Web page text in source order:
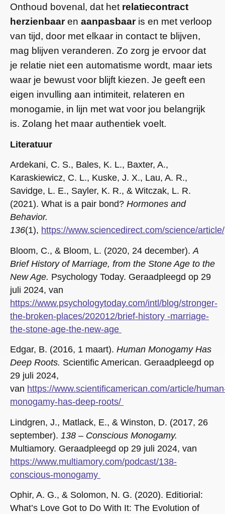
Onthoud bovenal, dat het relatiecontract
herzienbaaren aanpasbaaris en met verloop
van tijd, door met elkaar in contact te blijven,
mag blijven veranderen. Zo zorg je ervoor dat
je relatie niet een automatisme wordt, maar iets
waar je bewust voor blijft kiezen. Je geeft een
eigen invulling aan intimiteit, relateren en
monogamie, in lijn met wat voor jou belangrijk
is. Zolang het maar authentiek voelt.
Literatuur
Ardekani, C. S., Bales, K. L., Baxter, A.,
Karaskiewicz, C. L., Kuske, J. X., Lau, A. R.,
Savidge, L. E., Sayler, K. R., & Witczak, L. R.
(2021). What is a pair bond? Hormones and
Behavior.
136(1), https://www.sciencedirect.com/science/
Bloom, C., & Bloom, L. (2020, 24 december). A
Brief History of Marriage, from the Stone Age to the
New Age. Psychology Today. Geraadpleegd op 29
juli 2024, van
https://www.psychologytoday.com/intl/blog/stronger-
the-broken-places/202012/brief-history -marriage-
the-stone-age-the-new-age
Edgar, B. (2016, 1 maart). Human Monogamy Has
Deep Roots. Scientific American. Geraadpleegd op
29 juli 2024,
van https://www.scientificamerican.com/article/
monogamy-has-deep-roots/
Lindgren, J., Matlack, E., & Winston, D. (2017, 26
september). 138 – Conscious Monogamy.
Multiamory. Geraadpleegd op 29 juli 2024, van
https://www.multiamory.com/podcast/138-
conscious-monogamy
Ophir, A. G., & Solomon, N. G. (2020). Editiorial:
What’s Love Got to Do With It: The Evolution of